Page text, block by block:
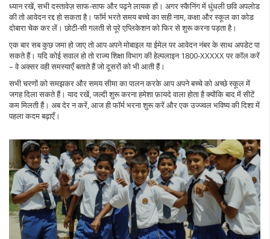
ध्यान रखें, सभी दस्तावेज़ साफ‑साफ और पढ़ने लायक हों। अगर स्कैनिंग में धुंधली छवि अपलोड
की तो आवेदन रद्द हो सकता है। फॉर्म भरते समय बच्चे का सही नाम, कक्षा और स्कूल का कोड
दोबारा चेक कर लें। छोटी‑सी गलती से पूरे एप्लिकेशन को फिर से शुरू करना पड़ता है।
एक बार सब कुछ जमा हो जाए तो आप अपने मोबाइल या ईमेल पर आवेदन नंबर के साथ अपडेट पा
सकते हैं। यदि कोई सवाल हो तो राज्य शिक्षा विभाग की हेल्पलाइन 1800-XXXXX पर कॉल करें
– वे अक्सर वही समस्याएँ बताते हैं जो दूसरों को भी आती हैं।
सभी चरणों को समझकर और समय सीमा का पालन करके आप अपने बच्चे को अच्छे स्कूल में
जगह दिला सकते हैं। याद रखें, जल्दी शुरू करना हमेशा फ़ायदे वाला होता है क्योंकि बाद में सीटें
कम मिलती हैं। अब देर न करें, आज ही फॉर्म भरना शुरू करें और एक उज्ज्वल भविष्य की दिशा में
पहला कदम बढ़ाएँ।